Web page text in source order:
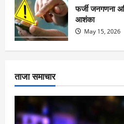
फर्जी जनगणना
आशंका
May 15, 2026
ताजा समाचार